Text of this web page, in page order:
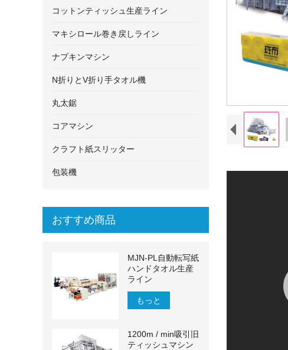
コットンティッシュ生産ライン
マキシロール巻き戻しライン
ナプキンマシン
N折りとV折り手タオル機
丸太鋸
コアマシン
クラフト紙スリッター
包装機
おすすめ商品
MJN-PL自動転写紙
ハンドタオル生産
ライン
もっと
1200m / min吸引旧
ティッシュマシン